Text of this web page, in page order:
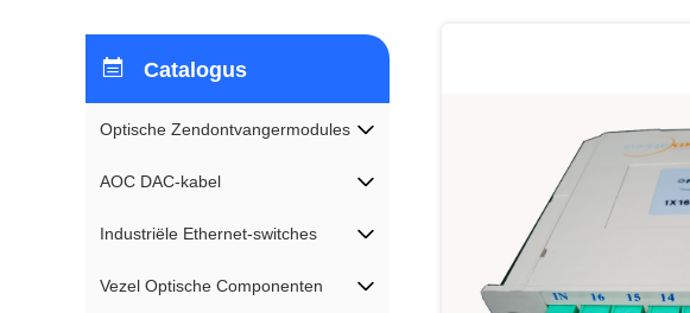
Catalogus
Optische Zendontvangermodules
AOC DAC-kabel
Industriële Ethernet-switches
Vezel Optische Componenten